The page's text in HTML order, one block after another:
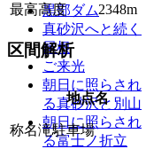
黒部ダム
真砂沢へと続く
尾根
ご来光
朝日に照らされ
る真砂沢と別山
朝日に照らされ
る富士ノ折立
最高高度
2348m
区間解析
地点名
称名滝駐車場